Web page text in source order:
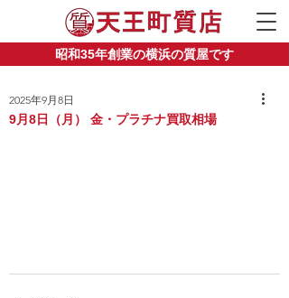
昭和35年創業の横浜の質屋です
9月8日（月） 金・プラチナ買取相場
2025年9月8日